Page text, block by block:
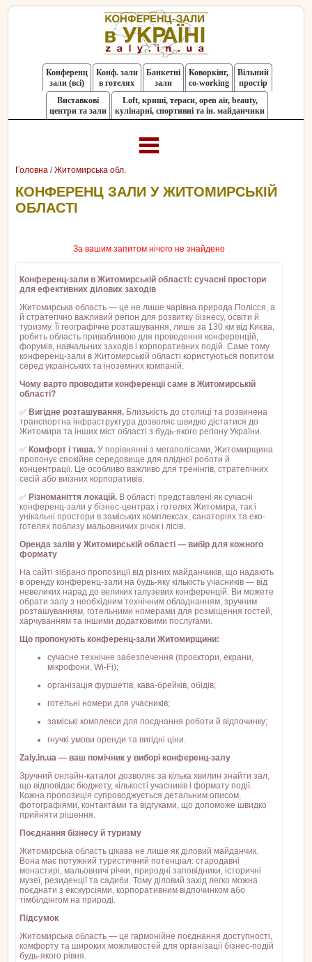
Конференц
зали (всі)
Конф. зали
в готелях
Банкетні
зали
Коворкінг,
co-working
Вільний
простір
Виставкові
центри та зали
Loft, криші, тераси, оpen air, beauty,
кулінарні, спортивні та ін. майданчики
Головна /Житомирська обл.
КОНФЕРЕНЦ ЗАЛИ У ЖИТОМИРСЬКІЙ
ОБЛАСТІ
За вашим запитом нічого не знайдено
Конференц-зали в Житомирській області: сучасні простори
для ефективних ділових заходів
Житомирська область — це не лише чарівна природа Полісся, а
й стратегічно важливий регіон для розвитку бізнесу, освіти й
туризму. Її географічне розташування, лише за 130 км від Києва,
робить область привабливою для проведення конференцій,
форумів, навчальних заходів і корпоративних подій. Саме тому
конференц-зали в Житомирській області користуються попитом
серед українських та іноземних компаній.
Чому варто проводити конференції саме в Житомирській
області?
✅ Вигідне розташування. Близькість до столиці та розвинена
транспортна інфраструктура дозволяє швидко дістатися до
Житомира та інших міст області з будь-якого регіону України.
✅ Комфорт і тиша. У порівнянні з мегаполісами, Житомирщина
пропонує спокійне середовище для плідної роботи й
концентрації. Це особливо важливо для тренінгів, стратегічних
сесій або виїзних корпоративів.
✅ Різноманіття локацій. В області представлені як сучасні
конференц-зали у бізнес-центрах і готелях Житомира, так і
унікальні простори в заміських комплексах, санаторіях та еко-
готелях поблизу мальовничих річок і лісів.
Оренда залів у Житомирській області — вибір для кожного
формату
На сайті зібрано пропозиції від різних майданчиків, що надають
в оренду конференц-зали на будь-яку кількість учасників — від
невеликих нарад до великих галузевих конференцій. Ви можете
обрати залу з необхідним технічним обладнанням, зручним
розташуванням, готельними номерами для розміщення гостей,
харчуванням та іншими додатковими послугами.
Що пропонують конференц-зали Житомирщини:
сучасне технічне забезпечення (проєктори, екрани,
мікрофони, Wi-Fi);
організація фуршетів, кава-брейків, обідів;
готельні номери для учасників;
заміські комплекси для поєднання роботи й відпочинку;
гнучкі умови оренди та вигідні ціни.
Zaly.in.ua — ваш помічник у виборі конференц-залу
Зручний онлайн-каталог дозволяє за кілька хвилин знайти зал,
що відповідає бюджету, кількості учасників і формату події.
Кожна пропозиція супроводжується детальним описом,
фотографіями, контактами та відгуками, що допоможе швидко
прийняти рішення.
Поєднання бізнесу й туризму
Житомирська область цікава не лише як діловий майданчик.
Вона має потужний туристичний потенціал: стародавні
монастирі, мальовничі річки, природні заповідники, історичні
музеї, резиденції та садиби. Тому діловий захід легко можна
поєднати з екскурсіями, корпоративним відпочинком або
тімбілдінгом на природі.
Підсумок
Житомирська область — це гармонійне поєднання доступності,
комфорту та широких можливостей для організації бізнес-подій
будь-якого рівня.